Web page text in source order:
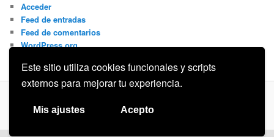
Este sitio utiliza cookies funcionales y scripts
externos para mejorar tu experiencia.
Mis ajustes Acepto
Acceder
Feed de entradas
Feed de comentarios
WordPress.org
Privacidad Funciona gracias a WordPress